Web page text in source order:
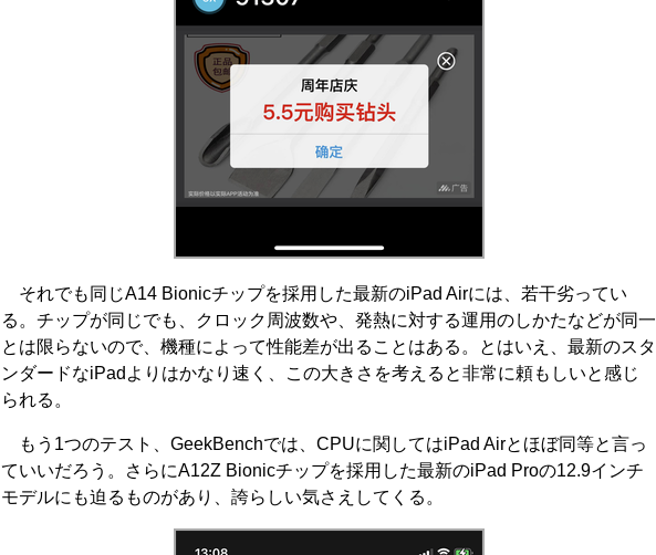
それでも同じA14 Bionicチップを採用した最新のiPad Airには、若干劣ってい
る。チップが同じでも、クロック周波数や、発熱に対する運用のしかたなどが同一
とは限らないので、機種によって性能差が出ることはある。とはいえ、最新のスタ
ンダードなiPadよりはかなり速く、この大きさを考えると非常に頼もしいと感じ
られる。
もう1つのテスト、GeekBenchでは、CPUに関してはiPad Airとほぼ同等と言っ
ていいだろう。さらにA12Z Bionicチップを採用した最新のiPad Proの12.9インチ
モデルにも迫るものがあり、誇らしい気さえしてくる。